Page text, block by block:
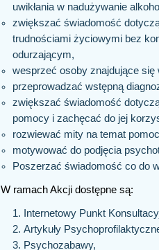
uwikłania w nadużywanie
zwiększać świadomość
trudnościami życiowymi bez
odurzającym,
wesprzeć osoby znajdujące
przeprowadzać wstępną
zwiększać świadomość
pomocy i zachęcać do jej
rozwiewać mity na temat
motywować do podjęcia
Poszerzać świadomość co do
W ramach Akcji dostępne są:
Internetowy Punkt
Artykuły
Psychozabawy,